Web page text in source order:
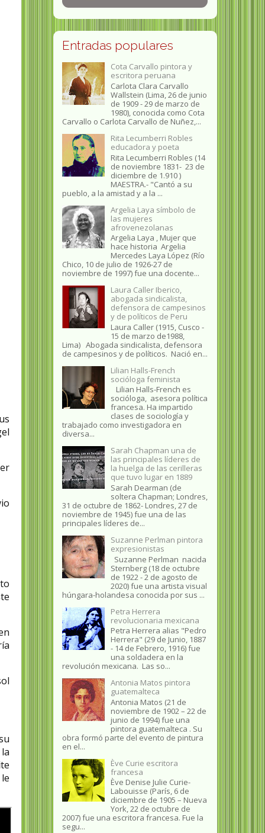
Entradas populares
Cota Carvallo pintora y
escritora peruana
Carlota Clara Carvallo
Wallstein (Lima, 26 de junio
de 1909 - 29 de marzo de
1980), conocida como Cota
Carvallo o Carlota Carvallo de Nuñez,...
Rita Lecumberri Robles
educadora y poeta
Rita Lecumberri Robles (14
de noviembre 1831- 23 de
diciembre de 1.910 )
MAESTRA.- "Cantó a su
pueblo, a la amistad y a la ...
Argelia Laya símbolo de
las mujeres
afrovenezolanas
Argelia Laya , Mujer que
hace historia Argelia
Mercedes Laya López (Río
Chico, 10 de julio de 1926-27 de
noviembre de 1997) fue una docente...
Laura Caller Iberico,
abogada sindicalista,
defensora de campesinos
y de políticos de Peru
Laura Caller (1915, Cusco -
15 de marzo de1988,
Lima) Abogada sindicalista, defensora
de campesinos y de políticos. Nació en...
Lilian Halls-French
socióloga feminista
Lilian Halls-French es
socióloga, asesora política
francesa. Ha impartido
clases de sociología y
trabajado como investigadora en
diversa...
Sarah Chapman una de
las principales líderes de
la huelga de las cerilleras
que tuvo lugar en 1889
Sarah Dearman (de
soltera Chapman; Londres,
31 de octubre de 1862​- Londres, 27 de
noviembre de 1945)​ fue una de las
principales líderes de...
Suzanne Perlman pintora
expresionistas
Suzanne Perlman nacida
Sternberg (18 de octubre
de 1922 - 2 de agosto de
2020) fue una artista visual
húngara-holandesa conocida por sus ...
Petra Herrera
revolucionaria mexicana
Petra Herrera alias "Pedro
Herrera" (29 de Junio, 1887
- 14 de Febrero, 1916) fue
una soldadera en la
revolución mexicana. Las so...
Antonia Matos pintora
guatemalteca
Antonia Matos (21 de
noviembre de 1902 – 22 de
junio de 1994) fue una
pintora guatemalteca . Su
obra formó parte del evento de pintura
en el...
Ève Curie escritora
francesa
Ève Denise Julie Curie-
Labouisse (París, 6 de
diciembre de 1905 – Nueva
York, 22 de octubre de
2007) fue una escritora francesa. Fue la
segu...